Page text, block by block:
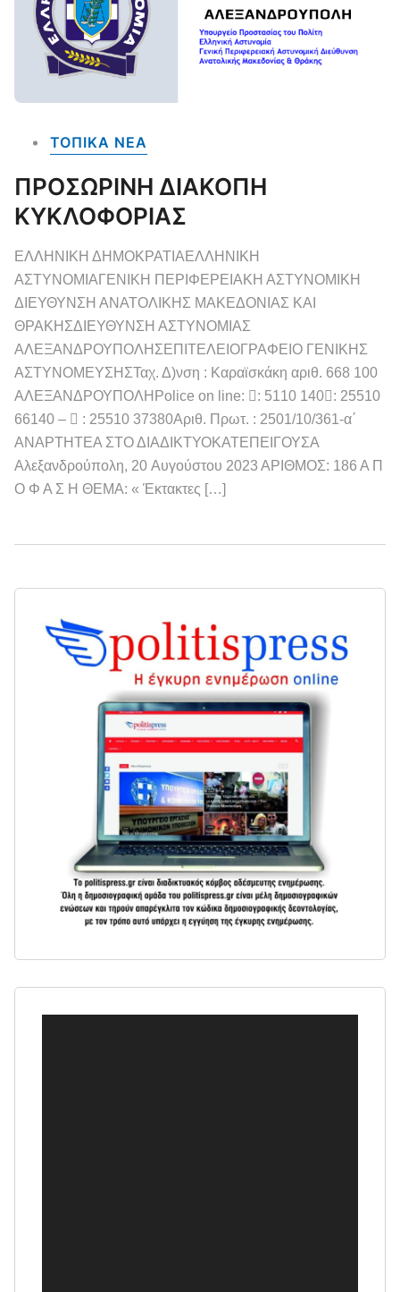
ΤΟΠΙΚΑ NEA
ΠΡΟΣΩΡΙΝΗ ΔΙΑΚΟΠΗ
ΚΥΚΛΟΦΟΡΙΑΣ
ΕΛΛΗΝΙΚΗ ΔΗΜΟΚΡΑΤΙΑΕΛΛΗΝΙΚΗ
ΑΣΤΥΝΟΜΙΑΓΕΝΙΚΗ ΠΕΡΙΦΕΡΕΙΑΚΗ ΑΣΤΥΝΟΜΙΚΗ
ΔΙΕΥΘΥΝΣΗ ΑΝΑΤΟΛΙΚΗΣ ΜΑΚΕΔΟΝΙΑΣ ΚΑΙ
ΘΡΑΚΗΣΔΙΕΥΘΥΝΣΗ ΑΣΤΥΝΟΜΙΑΣ
ΑΛΕΞΑΝΔΡΟΥΠΟΛΗΣΕΠΙΤΕΛΕΙΟΓΡΑΦΕΙΟ ΓΕΝΙΚΗΣ
ΑΣΤΥΝΟΜΕΥΣΗΣΤαχ. Δ)νση : Καραϊσκάκη αριθ. 668 100
ΑΛΕΞΑΝΔΡΟΥΠΟΛΗPolice on line: : 5110 140: 25510
66140 –  : 25510 37380Αριθ. Πρωτ. : 2501/10/361-α΄
ΑΝΑΡΤΗΤΕΑ ΣΤΟ ΔΙΑΔΙΚΤΥΟKATEΠΕΙΓΟΥΣΑ
Αλεξανδρούπολη, 20 Aυγούστου 2023 ΑΡΙΘΜΟΣ: 186 Α Π
Ο Φ Α Σ Η ΘΕΜΑ: « Έκτακτες […]